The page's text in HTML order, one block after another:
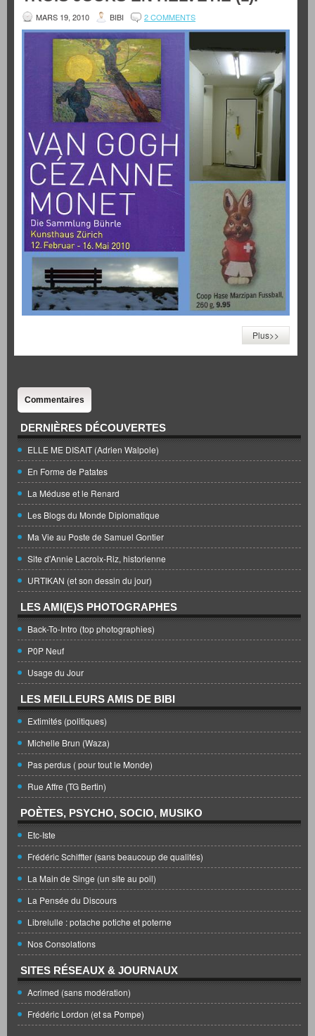
MARS 19, 2010 BIBI 2 COMMENTS
Plus>>
Commentaires
DERNIÈRES DÉCOUVERTES
ELLE ME DISAIT (Adrien Walpole)
En Forme de Patates
La Méduse et le Renard
Les Blogs du Monde Diplomatique
Ma Vie au Poste de Samuel Gontier
Site d'Annie Lacroix-Riz, historienne
URTIKAN (et son dessin du jour)
LES AMI(E)S PHOTOGRAPHES
Back-To-Intro (top photographies)
P0P Neuf
Usage du Jour
LES MEILLEURS AMIS DE BIBI
Extimités (politiques)
Michelle Brun (Waza)
Pas perdus ( pour tout le Monde)
Rue Affre (TG Bertin)
POÈTES, PSYCHO, SOCIO, MUSIKO
Etc-Iste
Frédéric Schiffter (sans beaucoup de qualités)
La Main de Singe (un site au poil)
La Pensée du Discours
Librelulle : potache potiche et poterne
Nos Consolations
SITES RÉSEAUX & JOURNAUX
Acrimed (sans modération)
Frédéric Lordon (et sa Pompe)